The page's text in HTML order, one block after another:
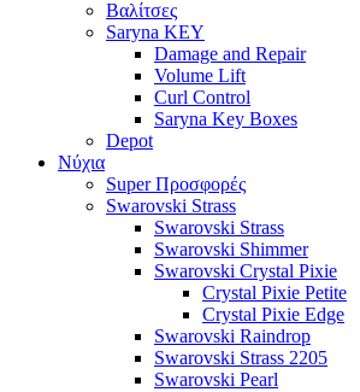
Βαλίτσες
Saryna KEY
Damage and Repair
Volume Lift
Curl Control
Saryna Key Boxes
Depot
Νύχια
Super Προσφορές
Swarovski Strass
Swarovski Strass
Swarovski Shimmer
Swarovski Crystal Pixie
Crystal Pixie Petite
Crystal Pixie Edge
Swarovski Raindrop
Swarovski Strass 2205
Swarovski Pearl